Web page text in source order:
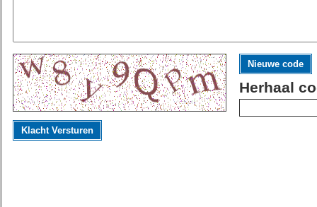
Nieuwe code
Herhaal
Klacht Versturen